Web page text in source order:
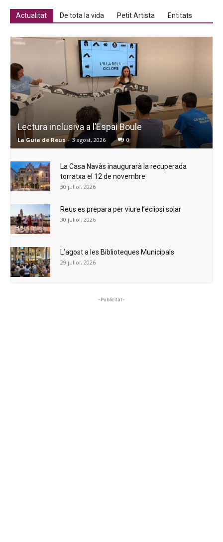
Actualitat De tota la vida Petit Artista Entitats
Lectura inclusiva a l’Espai Boule
La Guia de Reus - 3 agost, 2026 0
La Casa Navàs inaugurarà la recuperada
torratxa el 12 de novembre
30 juliol, 2026
Reus es prepara per viure l’eclipsi solar
30 juliol, 2026
L’agost a les Biblioteques Municipals
29 juliol, 2026
-Publicitat-